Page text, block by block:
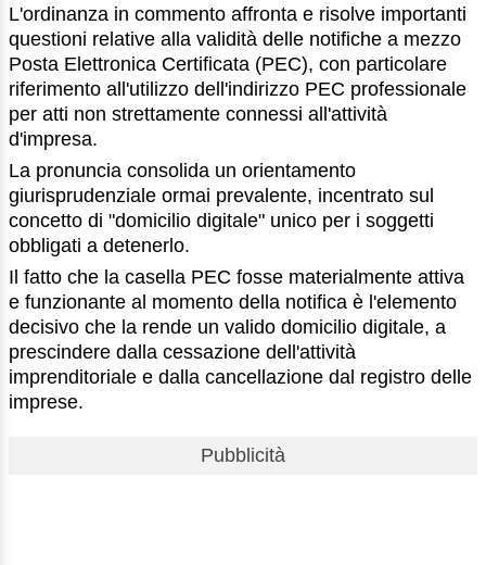
L'ordinanza in commento affronta e risolve importanti
questioni relative alla validità delle notifiche a mezzo
Posta Elettronica Certificata (PEC), con particolare
riferimento all'utilizzo dell'indirizzo PEC professionale
per atti non strettamente connessi all'attività
d'impresa.
La pronuncia consolida un orientamento
giurisprudenziale ormai prevalente, incentrato sul
concetto di "domicilio digitale" unico per i soggetti
obbligati a detenerlo.
Il fatto che la casella PEC fosse materialmente attiva
e funzionante al momento della notifica è l'elemento
decisivo che la rende un valido domicilio digitale, a
prescindere dalla cessazione dell'attività
imprenditoriale e dalla cancellazione dal registro delle
imprese.
Pubblicità